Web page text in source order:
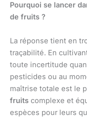
Pourquoi se lancer
de fruits ?
La réponse tient en
traçabilité. En
toute incertitude
pesticides ou au
maîtrise totale est le
fruits complexe et
espèces pour leurs